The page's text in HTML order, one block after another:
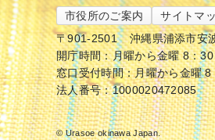
市役所のご案内 サイトマ
〒901-2501
沖縄県浦添市安
開庁時間：月曜から金曜 8：
窓口受付時間：月曜から金曜
法人番号：1000020472085
© Urasoe okinawa Japan.